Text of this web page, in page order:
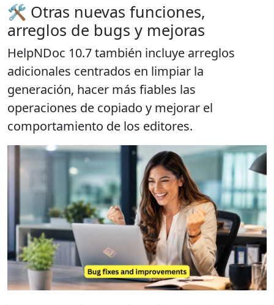
🛠️ Otras nuevas funciones,
arreglos de bugs y mejoras
HelpNDoc 10.7 también incluye arreglos
adicionales centrados en limpiar la
generación, hacer más fiables las
operaciones de copiado y mejorar el
comportamiento de los editores.